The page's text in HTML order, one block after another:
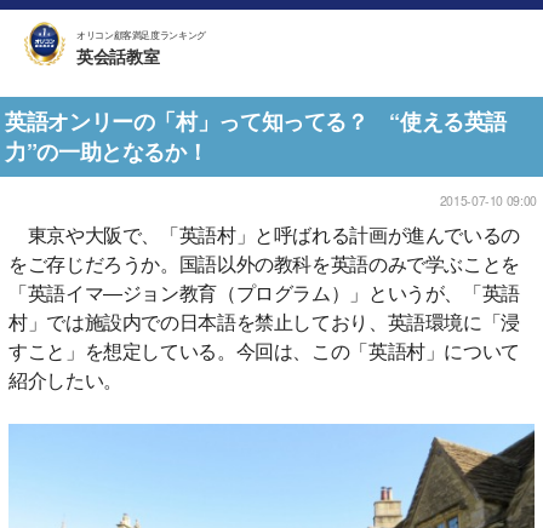
オリコン顧客満足度ランキング
英会話教室
英語オンリーの「村」って知ってる？ “使える英語
力”の一助となるか！
2015-07-10 09:00
東京や大阪で、「英語村」と呼ばれる計画が進んでいるの
をご存じだろうか。国語以外の教科を英語のみで学ぶことを
「英語イマ―ジョン教育（プログラム）」というが、「英語
村」では施設内での日本語を禁止しており、英語環境に「浸
すこと」を想定している。今回は、この「英語村」について
紹介したい。